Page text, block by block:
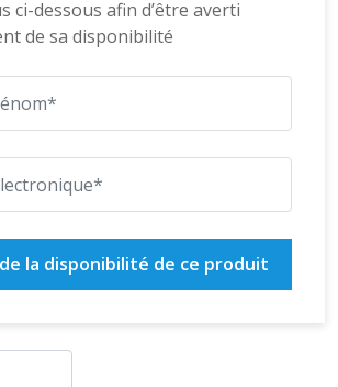
ci-dessous afin d’être averti
de sa disponibilité
la disponibilité de ce produit